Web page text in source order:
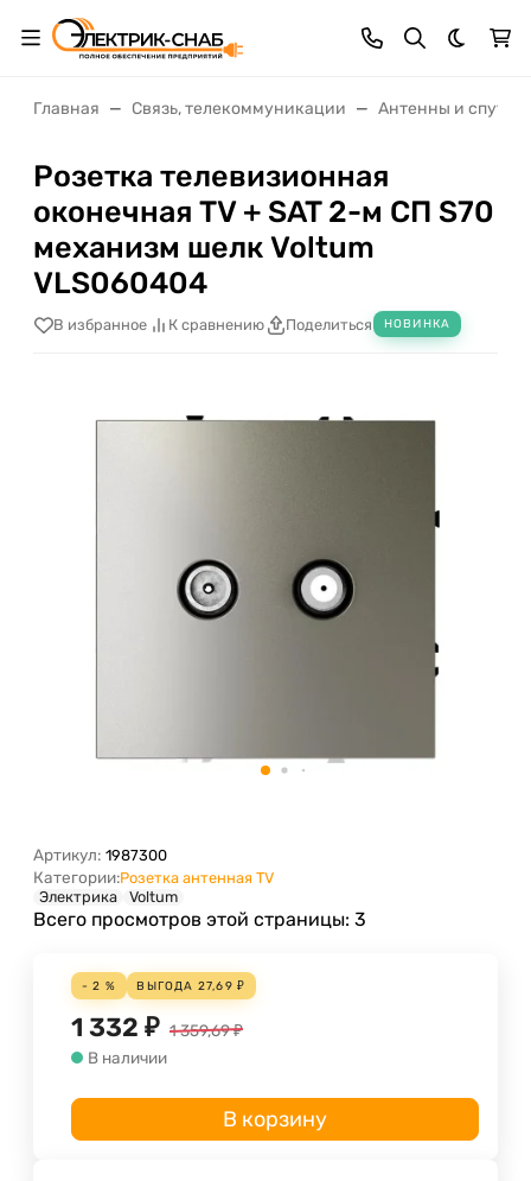
Темная
Главная Связь, телекоммуникации Антенны и
Розетка телевизионная
оконечная TV + SAT 2-м СП S70
механизм шелк Voltum
VLS060404
В избранное К сравнению Поделиться НОВИНКА
Артикул: 1987300
Категории:Розетка антенная TV
Электрика
Voltum
Всего просмотров этой страницы: 3
- 2 % ВЫГОДА 27,69 ₽
1 332 ₽ 1 359,69₽
В наличии
В корзину